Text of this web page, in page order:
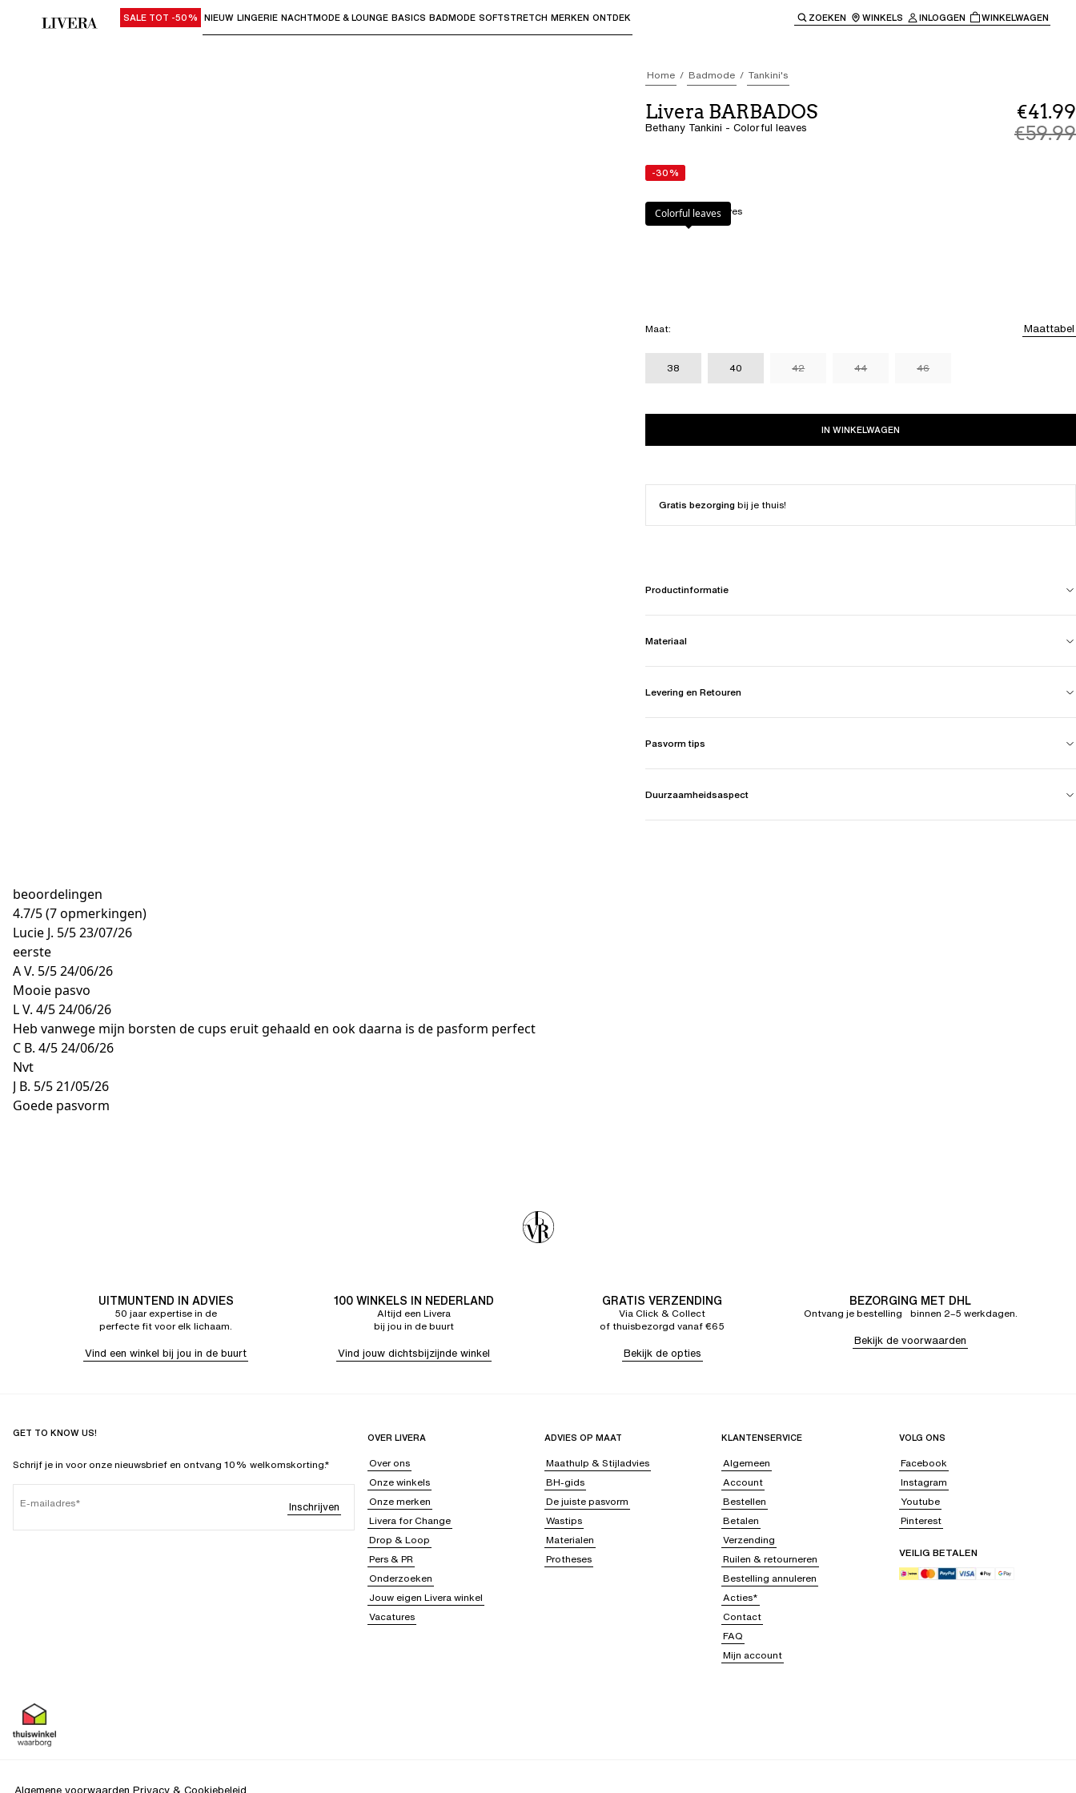
Gebruik "Pijl omlaag" of "Enter" om submenu's te openen en "Pijl omhoog" of "Escape" om terug te keren naar de hoofdnavigatie.
SALE TOT -50% NIEUW LINGERIE NACHTMODE & LOUNGE BASICS BADMODE SOFTSTRETCH MERKEN ONTDEK ZOEKEN WINKELS INLOGGEN WINKELWAGEN
Home Badmode Tankini's
Livera BARBADOS
Bethany Tankini - Colorful leaves
€41.99
€59.99
-30%
Kleur:Colorful leaves
Colorful leaves
Maat: Maattabel
38 40 42 44 46
IN WINKELWAGEN
Gratis bezorgingbij je thuis!
Productinformatie
Materiaal
Levering en Retouren
Pasvorm tips
Duurzaamheidsaspect
beoordelingen
4.7/5(7 opmerkingen)
Lucie J. 5/523/07/26
eerste
A V. 5/524/06/26
Mooie pasvo
L V. 4/524/06/26
Heb vanwege mijn borsten de cups eruit gehaald en ook daarna is de pasform perfect
C B. 4/524/06/26
Nvt
J B. 5/521/05/26
Goede pasvorm
UITMUNTEND IN ADVIES
50 jaar expertise in de
perfecte fit voor elk lichaam.
Vind een winkel bij jou in de buurt
100 WINKELS IN NEDERLAND
Altijd een Livera
bij jou in de buurt
Vind jouw dichtsbijzijnde winkel
GRATIS VERZENDING
Via Click & Collect
of thuisbezorgd vanaf €65
Bekijk de opties
BEZORGING MET DHL
Ontvang je bestelling binnen 2–5 werkdagen.
Bekijk de voorwaarden
GET TO KNOW US!
Schrijf je in voor onze nieuwsbrief en ontvang 10% welkomskorting.*
E-mailadres Inschrijven
OVER LIVERA
Over ons
Onze winkels
Onze merken
Livera for Change
Drop & Loop
Pers & PR
Onderzoeken
Jouw eigen Livera winkel
Vacatures
ADVIES OP MAAT
Maathulp & Stijladvies
BH-gids
De juiste pasvorm
Wastips
Materialen
Protheses
KLANTENSERVICE
Algemeen
Account
Bestellen
Betalen
Verzending
Ruilen & retourneren
Bestelling annuleren
Acties*
Contact
FAQ
Mijn account
VOLG ONS
Facebook
Instagram
Youtube
Pinterest
VEILIG BETALEN